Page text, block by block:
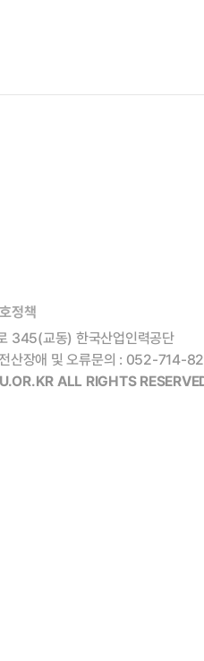
정책
345(교동) 한국산업인력공단
장애 및 오류문의 : 052-714-
ALL RIGHTS